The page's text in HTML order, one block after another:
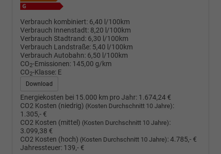
Verbrauch kombiniert: 6,40 l/100km
Verbrauch Innenstadt: 8,20 l/100km
Verbrauch Stadtrand: 6,30 l/100km
Verbrauch Landstraße: 5,40 l/100km
Verbrauch Autobahn: 6,50 l/100km
CO2-Emissionen: 145,00 g/km
CO2-Klasse: E
Download
Energiekosten bei 15.000 km pro Jahr: 1.674,24 €
CO2 Kosten (niedrig) (Kosten Durchschnitt 10 Jahre):
1.305,- €
CO2 Kosten (mittel) (Kosten Durchschnitt 10 Jahre):
3.099,38 €
CO2 Kosten (hoch) (Kosten Durchschnitt 10 Jahre):4.785,- €
Jahressteuer: 139,- €